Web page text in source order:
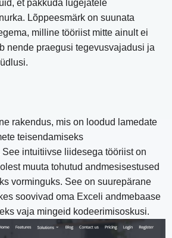
et pakkuda lugejatele
Lõppeesmärk on suunata
milline tööriist mitte ainult ei
nende praegusi tegevusvajadusi ja
rakendus, mis on loodud lamedate
teisendamiseks
intuitiivse liidesega tööriist on
muuta tohutud andmesisestused
vorminguks. See on suurepärane
soovivad oma Exceli andmebaase
vaja mingeid kodeerimisoskusi.